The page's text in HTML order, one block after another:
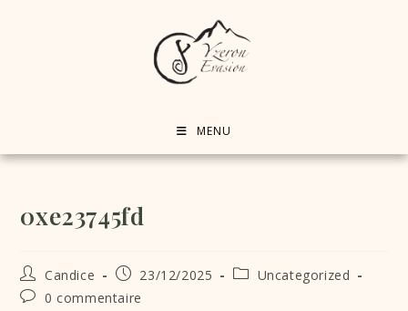
MENU
0xe23745fd
Candice 23/12/2025
Uncategorized
0 commentaire